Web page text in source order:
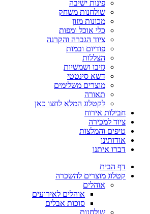
פינות ישיבה
שולחנות משחק
מכונות מזון
כלי אוכל ומפות
ציוד הגברה והקרנה
פודיום ובמות
הצללות
גזיבו ושמשיות
דשא סינטטי
מוצרים משלימים
תאורה
לקטלוג המלא לחצו כאן
חבילות אירוח
ציוד למכירה
טיפים והמלצות
אודותינו
דברו איתנו
דף הבית
קטלוג מוצרים להשכרה
אוהלים
אוהלים לאירועים
סוכות אבלים
שולחנות